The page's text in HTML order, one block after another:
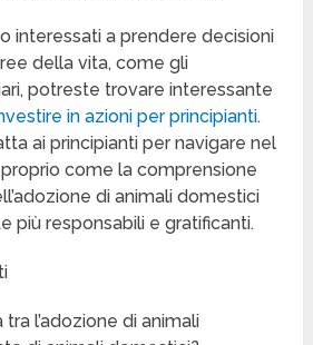
interessati a prendere decisioni
della vita, come gli
potreste trovare interessante
in azioni per principianti.
ai principianti per navigare nel
come la comprensione
di animali domestici
più responsabili e gratificanti.
l’adozione di animali